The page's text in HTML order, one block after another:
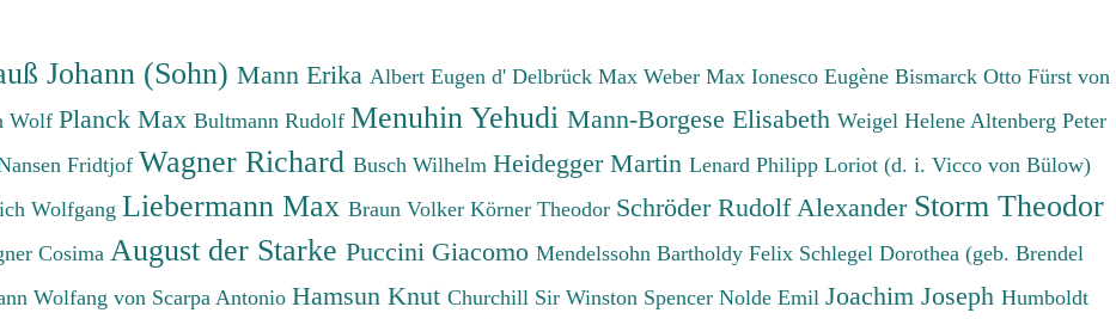
Johann (Sohn)Mann ErikaAlbert Eugen d'Delbrück MaxWeber MaxIonesco EugèneBismarck Otto Fürst von
Wolf Planck Max Bultmann Rudolf Menuhin Yehudi Mann-Borgese Elisabeth Weigel Helene Altenberg Peter
Fridtjof Wagner Richard Busch Wilhelm Heidegger Martin Lenard Philipp Loriot (d. i. Vicco von Bülow)
Wolfgang Liebermann Max Braun Volker Körner Theodor Schröder Rudolf Alexander Storm Theodor
Cosima August der Starke Puccini Giacomo Mendelssohn Bartholdy Felix Schlegel Dorothea (geb. Brendel
Wolfang von Scarpa Antonio Hamsun Knut Churchill Sir Winston Spencer Nolde Emil Joachim Joseph Humboldt